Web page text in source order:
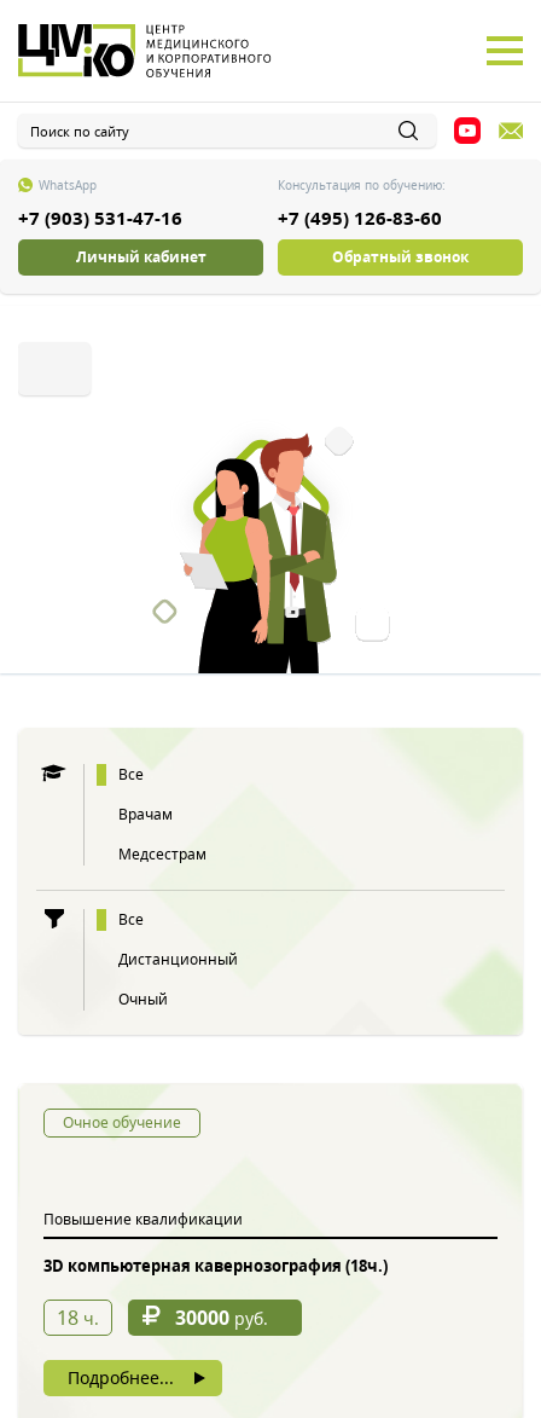
WhatsApp
+7 (903) 531-47-16
Консультация по обучению:
+7 (495) 126-83-60
Личный кабинет Обратный звонок
Все
Врачам
Медсестрам
Все
Дистанционный
Очный
Очное обучение
Повышение квалификации
3D компьютерная кавернозография (18ч.)
18 ч. 30000 руб.
Подробнее...